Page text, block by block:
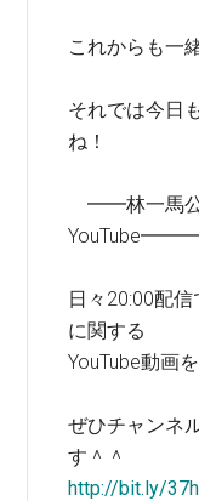
これからも一
それでは今日
ね！
━━林一馬
日々20:00配
に関する
YouTube動画
ぜひチャンネ
す＾＾
http://bit.ly/